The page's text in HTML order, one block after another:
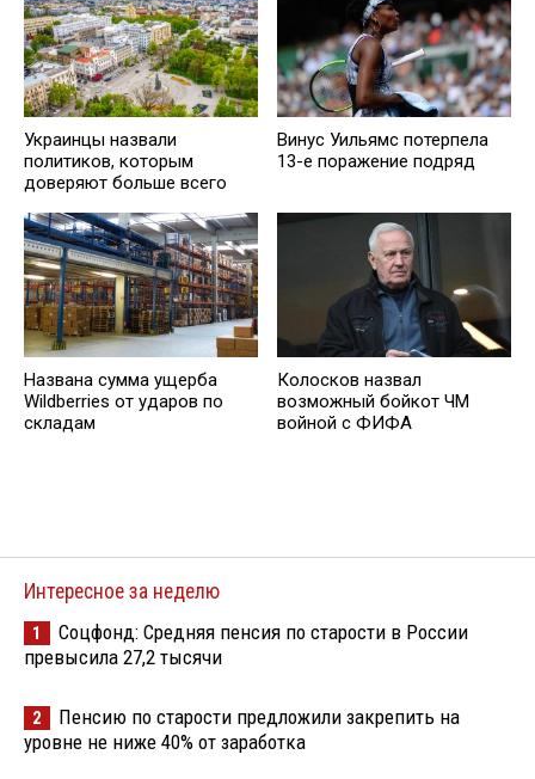
Украинцы назвали
политиков, которым
доверяют больше всего
Винус Уильямс потерпела
13-е поражение подряд
Названа сумма ущерба
Wildberries от ударов по
складам
Колосков назвал
возможный бойкот ЧМ
войной с ФИФА
Интересное за неделю
1
Соцфонд: Средняя пенсия по старости в России
превысила 27,2 тысячи
2
Пенсию по старости предложили закрепить на
уровне не ниже 40% от заработка